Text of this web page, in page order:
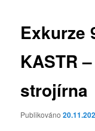
Exkurze
KASTR
strojírna
Publikováno